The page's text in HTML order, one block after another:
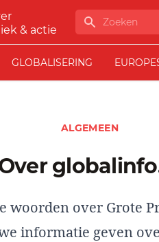
& actie
Zoeken
GLOBALISERING
ALGEMEEN
Over
woorden over Grote
informatie geven